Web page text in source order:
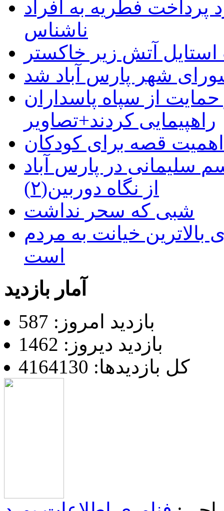
پرداخت فطریه به افراد
ناشناس
آتش زیر خاکستر
شهر پارس آباد شد
از سپاه پاسداران
راهپیمایی کردند+تصاویر
سلیمانی در پارس آباد
از نگاه دوربین(۲)
شبی که سحر نداشت
خیانت به مردم
است
آمار بازدید
بازدید امروز: 587
بازدید دیروز: 1462
کل بازدیدها: 4164130